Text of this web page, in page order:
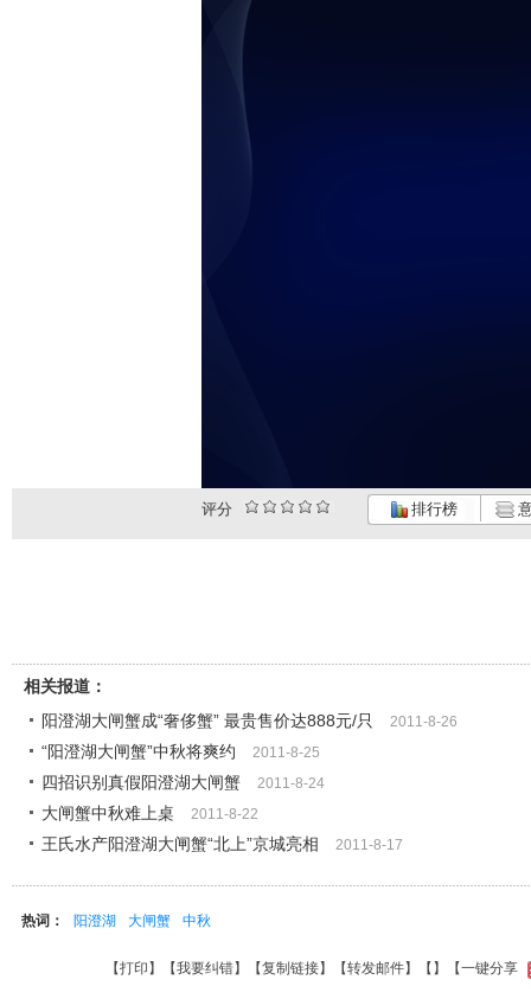
评分 排行榜
相关报道：
阳澄湖大闸蟹成“奢侈蟹” 最贵售价达888元/只
2011-8-26
“阳澄湖大闸蟹”中秋将爽约 2011-8-25
四招识别真假阳澄湖大闸蟹 2011-8-24
大闸蟹中秋难上桌 2011-8-22
王氏水产阳澄湖大闸蟹“北上”京城亮相 2011-8-17
热词： 阳澄湖 大闸蟹 中秋
【打印 】【我要纠错】【复制链接】【转发邮件】【 】 【一键分享